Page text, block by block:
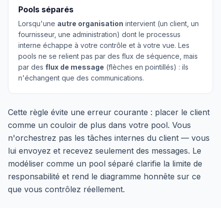
Pools séparés
Lorsqu'une autre organisation intervient (un client, un
fournisseur, une administration) dont le processus
interne échappe à votre contrôle et à votre vue. Les
pools ne se relient pas par des flux de séquence, mais
par des flux de message (flèches en pointillés) : ils
n'échangent que des communications.
Cette règle évite une erreur courante : placer le client
comme un couloir de plus dans votre pool. Vous
n'orchestrez pas les tâches internes du client — vous
lui envoyez et recevez seulement des messages. Le
modéliser comme un pool séparé clarifie la limite de
responsabilité et rend le diagramme honnête sur ce
que vous contrôlez réellement.